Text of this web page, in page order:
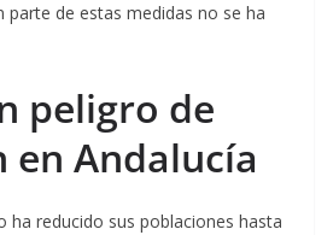
parte de estas medidas no se ha
peligro de
Andalucía
ha reducido sus poblaciones hasta